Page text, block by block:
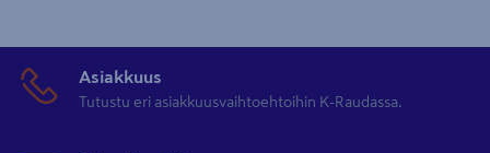
Asiakkuus
Tutustu eri asiakkuusvaihtoehtoihin K-Raudassa.